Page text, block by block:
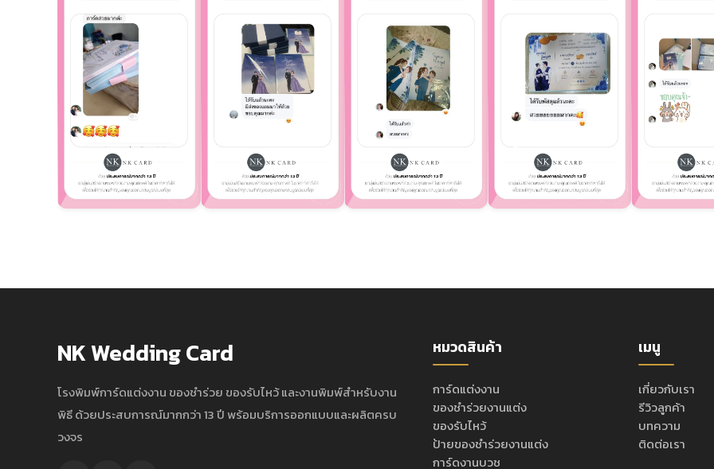
NK Wedding Card
โรงพิมพ์การ์ดแต่งงาน ของชำร่วย ของรับไหว้ และงานพิมพ์สำหรับงาน
พิธี ด้วยประสบการณ์มากกว่า 13 ปี พร้อมบริการออกแบบและผลิตครบ
วงจร
หมวดสินค้า
การ์ดแต่งงาน
ของชำร่วยงานแต่ง
ของรับไหว้
ป้ายของชำร่วยงานแต่ง
การ์ดงานบวช
เมนู
เกี่ยวกับเรา
รีวิวลูกค้า
บทความ
ติดต่อเรา